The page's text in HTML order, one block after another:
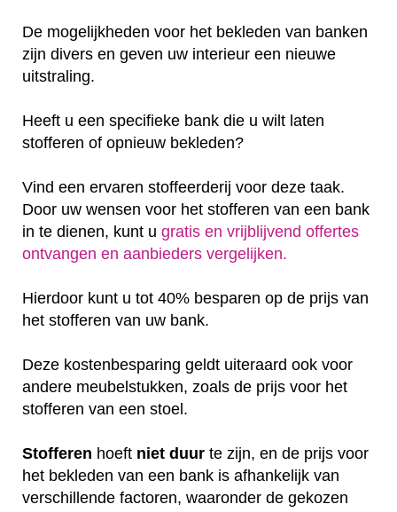
De mogelijkheden voor het bekleden van banken
zijn divers en geven uw interieur een nieuwe
uitstraling.
Heeft u een specifieke bank die u wilt laten
stofferen of opnieuw bekleden?
Vind een ervaren stoffeerderij voor deze taak.
Door uw wensen voor het stofferen van een bank
in te dienen, kunt u gratis en vrijblijvend offertes
ontvangen en aanbieders vergelijken.
Hierdoor kunt u tot 40% besparen op de prijs van
het stofferen van uw bank.
Deze kostenbesparing geldt uiteraard ook voor
andere meubelstukken, zoals de prijs voor het
stofferen van een stoel.
Stofferen hoeft niet duur te zijn, en de prijs voor
het bekleden van een bank is afhankelijk van
verschillende factoren, waaronder de gekozen